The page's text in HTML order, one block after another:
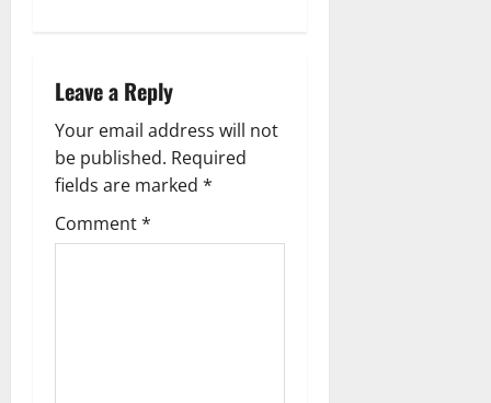
v
i
g
a
Leave a Reply
Your email address will not
be published. Required
fields are marked *
Comment*